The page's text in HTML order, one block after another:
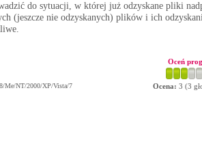
do sytuacji, w której już odzyskane pliki
(jeszcze nie odzyskanych) plików i ich
Me/NT/2000/XP/Vista/7
Oceń
Ocena: 3 (3